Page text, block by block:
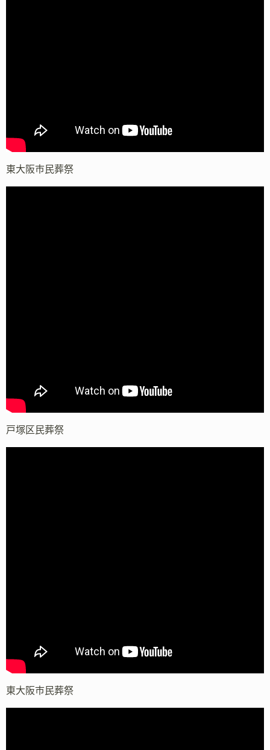
東大阪市民葬祭
戸塚区民葬祭
東大阪市民葬祭